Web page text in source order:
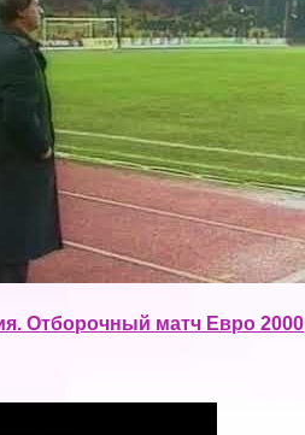
Отборочный матч Евро 2000